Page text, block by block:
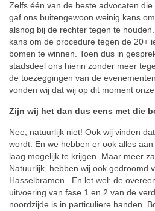
Zelfs één van de beste advocaten
gaf ons buitengewoon weinig kans
alsnog bij de rechter tegen te
kans om de procedure tegen de 20+
bomen te winnen. Toen dus in
stadsdeel ons hierin zonder meer
de toezeggingen van de
vonden wij dat wij op dit moment
Zijn wij het dan dus eens met die
Nee, natuurlijk niet! Ook wij vinden
wordt. En we hebben er ook alles
laag mogelijk te krijgen. Maar meer
Natuurlijk, hebben wij ook gedroomd
Hasselbramen. En let wel: de
uitvoering van fase 1 en 2 van de
noordzijde is in particuliere handen.